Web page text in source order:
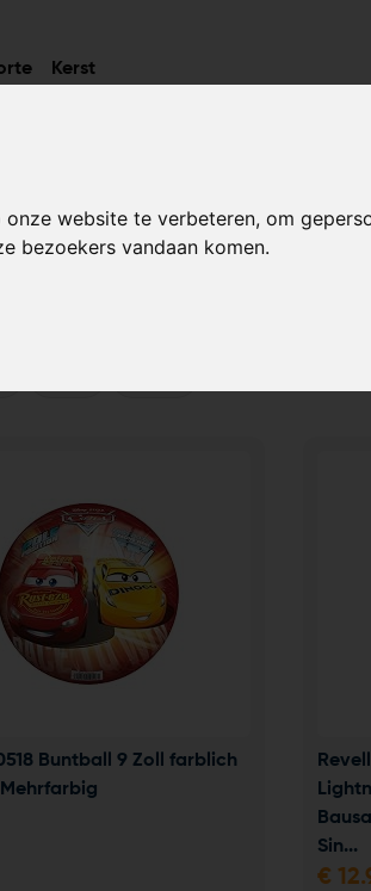
website te verbeteren, om
bezoekers vandaan komen.
Kerst
Boy
Buntball 9 Zoll farblich
Sin...
€